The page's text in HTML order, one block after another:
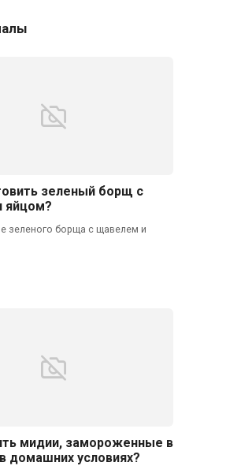
зеленый борщ с
яйцом?
зеленого борща с щавелем и
мидии, замороженные в
домашних условиях?